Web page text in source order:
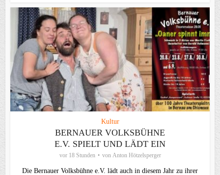
Kultur
BERNAUER VOLKSBÜHNE
E.V. SPIELT UND LÄDT EIN
vor 18 Stunden von Anton Hötzelsperger
Die Bernauer Volksbühne e.V. lädt auch in diesem Jahr zu ihrer